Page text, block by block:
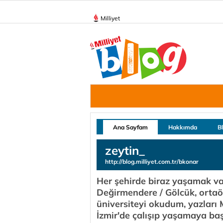
Milliyet
Ana Sayfam Hakkımda
zeytin_
http://blog.milliyet.com.tr/bkonar
Her şehirde biraz yaşamak
Değirmendere / Gölcük,
üniversiteyi okudum, yazları
İzmir'de çalışıp yaşamaya